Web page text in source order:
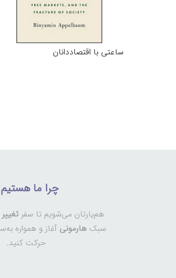
ساعتی با اقتصاددانان
چرا ما
هم‌یارتان می‌شویم تا سفر تغییر
سبک هارمونی آغاز و همواره
حرکت کنید.